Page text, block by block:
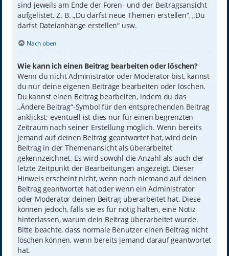
sind jeweils am Ende der Foren- und der Beitragsansicht
aufgelistet. Z. B. „Du darfst neue Themen erstellen“, „Du
darfst Dateianhänge erstellen“ usw.
Nach oben
Wie kann ich einen Beitrag bearbeiten oder löschen?
Wenn du nicht Administrator oder Moderator bist, kannst
du nur deine eigenen Beiträge bearbeiten oder löschen.
Du kannst einen Beitrag bearbeiten, indem du das
„Ändere Beitrag“-Symbol für den entsprechenden Beitrag
anklickst; eventuell ist dies nur für einen begrenzten
Zeitraum nach seiner Erstellung möglich. Wenn bereits
jemand auf deinen Beitrag geantwortet hat, wird dein
Beitrag in der Themenansicht als überarbeitet
gekennzeichnet. Es wird sowohl die Anzahl als auch der
letzte Zeitpunkt der Bearbeitungen angezeigt. Dieser
Hinweis erscheint nicht, wenn noch niemand auf deinen
Beitrag geantwortet hat oder wenn ein Administrator
oder Moderator deinen Beitrag überarbeitet hat. Diese
können jedoch, falls sie es für nötig halten, eine Notiz
hinterlassen, warum dein Beitrag überarbeitet wurde.
Bitte beachte, dass normale Benutzer einen Beitrag nicht
löschen können, wenn bereits jemand darauf geantwortet
hat.